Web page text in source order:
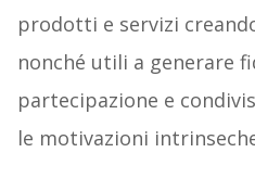
prodotti e servizi
nonché utili a generare
partecipazione e
le motivazioni